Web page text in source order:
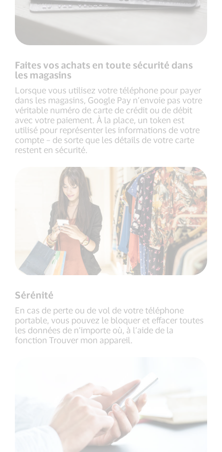
Faites vos achats en toute sécurité dans
les magasins
Lorsque vous utilisez votre téléphone pour payer
dans les magasins, Google Pay n’envoie pas votre
véritable numéro de carte de crédit ou de débit
avec votre paiement. À la place, un token est
utilisé pour représenter les informations de votre
compte – de sorte que les détails de votre carte
restent en sécurité.
Sérénité
En cas de perte ou de vol de votre téléphone
portable, vous pouvez le bloquer et effacer toutes
les données de n’importe où, à l’aide de la
fonction Trouver mon appareil.